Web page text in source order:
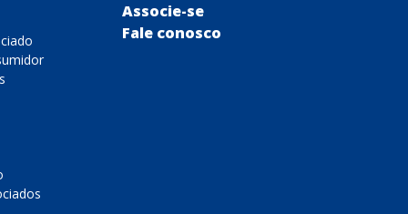
Associe-se
Fale conosco